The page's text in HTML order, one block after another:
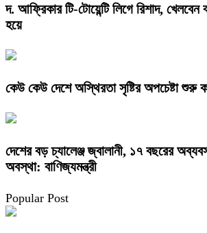
দ. আফ্রিকার টি-টোয়েন্টি লিগে রিশাদ, খেলবেন
হয়ে
কেউ কেউ দেশে অস্থিরতা সৃষ্টির অপচেষ্টা শুরু
দেশের বড় চ্যালেঞ্জ জ্বালানী, ১৭ বছরের
অবস্থা: বাণিজ্যমন্ত্রী
Popular Post